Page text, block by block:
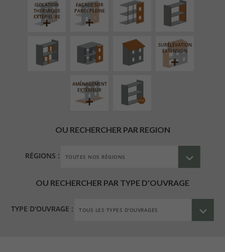
ISOLATION
THERMIQUE
EXTÉRIEURE
FAÇADE SUR
PAROI PLEINE
RÉAMÉNAGEMENT
INTÉRIEUR
FERMETURE
LOGGIAS
RÉFECTION DES
TOITURES
SURÉLÉVATION
EXTENSION
AMÉNAGEMENT
EXTÉRIEUR
PROCÉDÉ
PARTICULIER
OU RECHERCHER PAR REGION
RÉGIONS :
OU RECHERCHER PAR TYPE D'OUVRAGE
TYPE D'OUVRAGE :